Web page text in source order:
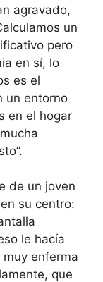
agravado,
un
pero
en sí, lo
es el
un entorno
en el hogar
de un joven
su centro:
le hacía
enferma
que